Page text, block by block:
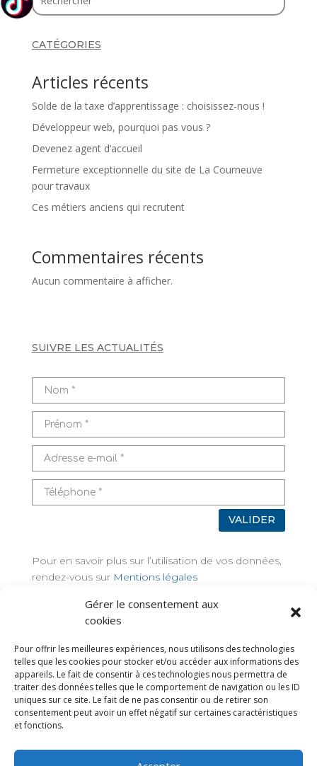
Gérer le consentement aux
cookies
Pour offrir les meilleures expériences, nous utilisons des technologies
telles que les cookies pour stocker et/ou accéder aux informations des
appareils. Le fait de consentir à ces technologies nous permettra de
traiter des données telles que le comportement de navigation ou les ID
uniques sur ce site. Le fait de ne pas consentir ou de retirer son
consentement peut avoir un effet négatif sur certaines caractéristiques
et fonctions.
CATÉGORIES
Articles récents
Solde de la taxe d’apprentissage : choisissez-nous !
Développeur web, pourquoi pas vous ?
Devenez agent d’accueil
Fermeture exceptionnelle du site de La Courneuve
pour travaux
Ces métiers anciens qui recrutent
Commentaires récents
Aucun commentaire à afficher.
SUIVRE LES ACTUALITÉS
VALIDER
Pour en savoir plus sur l’utilisation de vos données,
rendez-vous sur Mentions légales